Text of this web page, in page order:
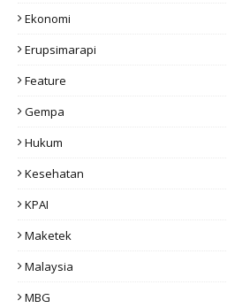
Ekonomi
Erupsimarapi
Feature
Gempa
Hukum
Kesehatan
KPAI
Maketek
Malaysia
MBG